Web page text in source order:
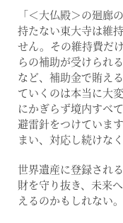
「＜大仏殿＞の廻廊
持たない東大寺は維
せん。その維持費だ
らの補助が受けられ
など、補助金で賄え
ていくのは本当に大
にかぎらず境内すべ
避雷針をつけていま
まい、対応し続けな
世界遺産に登録され
財を守り抜き、未来
えるのかもしれない。